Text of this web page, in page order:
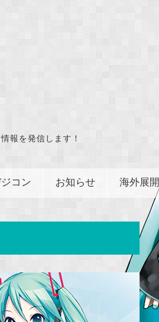
報を発信します！
ジコン お知らせ 海外展開